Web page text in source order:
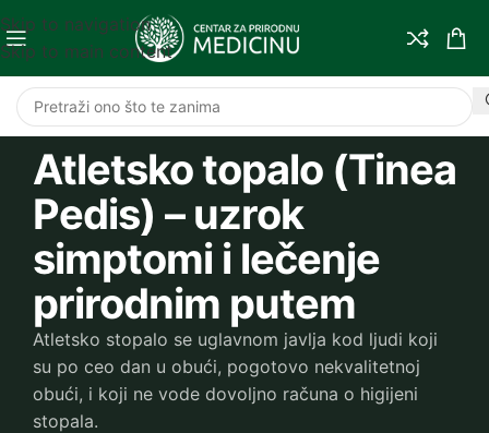
Skip to navigation
Skip to main content
Atletsko topalo (Tinea
Pedis) – uzrok
simptomi i lečenje
prirodnim putem
Atletsko stopalo se uglavnom javlja kod ljudi koji
su po ceo dan u obući, pogotovo nekvalitetnoj
obući, i koji ne vode dovoljno računa o higijeni
stopala.